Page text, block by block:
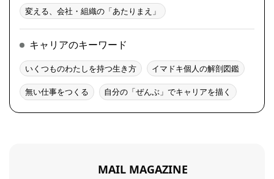
変える、会社・組織の「あたりまえ」
キャリアのキーワード
いくつものわたしを持つ生き方 イマドキ個人の解剖図鑑
無い仕事をつくる 自分の「ぜんぶ」でキャリアを描く
MAIL MAGAZINE